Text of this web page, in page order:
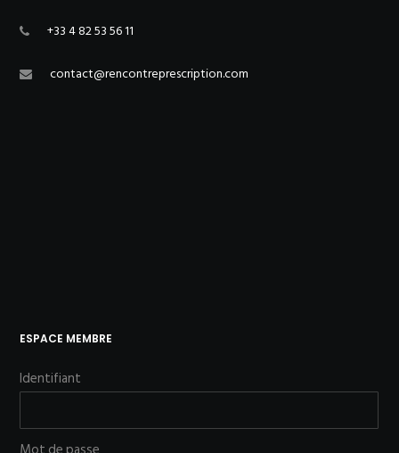
+33 4 82 53 56 11
contact@rencontreprescription.com
ESPACE MEMBRE
Identifiant